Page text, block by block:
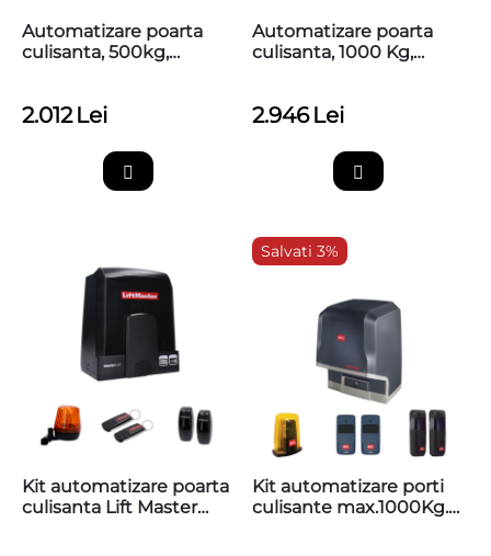
Automatizare poarta
culisanta, 500kg,
2.012 Lei
Automatizare poarta
culisanta, 1000 Kg,
2.946 Lei
Kit automatizare poarta
culisanta Lift Master
Salvati 3%
Kit automatizare porti
culisante max.1000Kg.